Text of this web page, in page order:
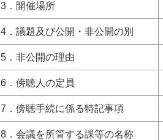
3．開催場所
4．議題及び公開・非公開の別
5．非公開の理由
6．傍聴人の定員
7．傍聴手続に係る特記事項
8．会議を所管する課等の名称